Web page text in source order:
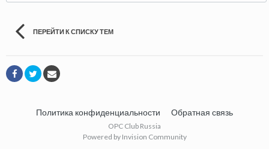
ПЕРЕЙТИ К СПИСКУ ТЕМ
Политика конфиденциальности Обратная связь
OPC Club Russia
Powered by Invision Community